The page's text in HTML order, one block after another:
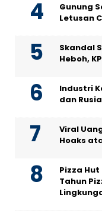
Gunung
Letusan
Skandal
Heboh,
Industri
dan
Viral
Hoaks
Pizza Hut
Tahun